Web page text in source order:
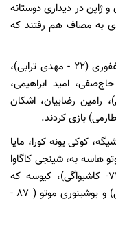
و ژاپن در دیداری دوستانه
آزادی به مصاف هم رفتند که
برای ایران در این بازی، علیرضا حقیقی، وریا غفوری (22 - مهدی ترابی)،
امید ابراهیمی،
رامین رضاییان، اشکان
کوکی یونه کورا، مایا
نیوا)، ماکوتو هاسه به، شینجی کاگاوا
(45 -هیروشی کیوتاکه)، گاکو شیباساکی ( 71- کاشیواگی)، کیوسه که
هوندا، تاکاشی اوسامی ( 58 - گنکی هاراگوچی) و یوشینوری موتو ( 87 -